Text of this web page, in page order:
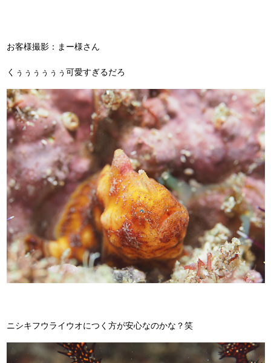
お客様撮影：まー様さん
くぅぅぅぅぅぅ可愛すぎるだろ
ニシキフウライウオにつく方が安心なのかな？笑